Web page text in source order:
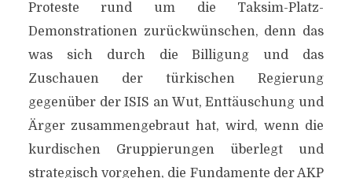
Proteste rund um die Taksim-Platz-
Demonstrationen zurückwünschen, denn das
was sich durch die Billigung und das
Zuschauen der türkischen Regierung
gegenüber der ISIS an Wut, Enttäuschung und
Ärger zusammengebraut hat, wird, wenn die
kurdischen Gruppierungen überlegt und
strategisch vorgehen, die Fundamente der AKP